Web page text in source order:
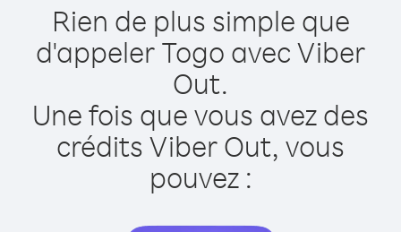
Rien de plus simple que
d'appeler Togo avec Viber
Out.
Une fois que vous avez des
crédits Viber Out, vous
pouvez :